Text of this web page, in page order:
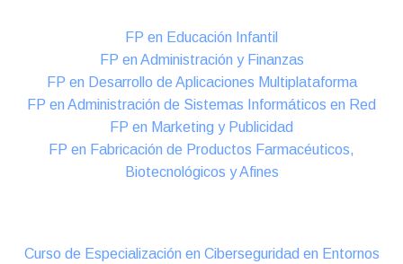
FP en Educación Infantil
FP en Administración y Finanzas
FP en Desarrollo de Aplicaciones Multiplataforma
FP en Administración de Sistemas Informáticos en Red
FP en Marketing y Publicidad
FP en Fabricación de Productos Farmacéuticos,
Biotecnológicos y Afines
Curso de Especialización en Ciberseguridad en Entornos